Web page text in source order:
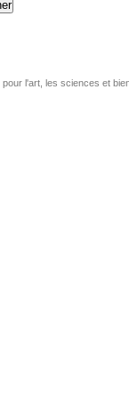
pour l'art, les sciences et